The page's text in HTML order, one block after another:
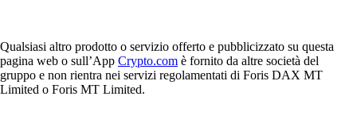
Qualsiasi altro prodotto o servizio offerto e pubblicizzato su questa
pagina web o sull’App Crypto.com è fornito da altre società del
gruppo e non rientra nei servizi regolamentati di Foris DAX MT
Limited o Foris MT Limited.